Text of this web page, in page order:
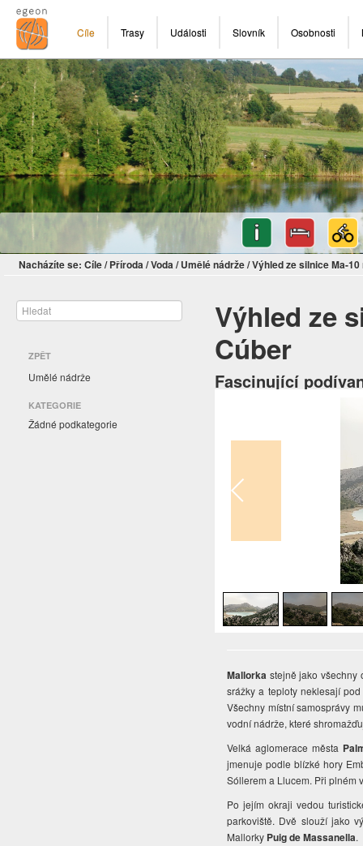
Cíle Trasy Události Slovník Osobnosti
Nacházíte se: Cíle/ Příroda/Voda/ Umělé nádrže/Výhled ze silnice Ma-
ZPĚT
Umělé nádrže
KATEGORIE
Žádné podkategorie
Výhled ze
Cúber
Fascinující
Mallorka stejně jako všechny
srážky a teploty neklesají
Všechny místní samosprávy
vodní nádrže, které
Velká aglomerace města
jmenuje podle blízké hory
Sóllerem a Llucem. Při plném
Po jejím okraji vedou
parkoviště. Dvě slouží jako
Mallorky Puig de Massanella.